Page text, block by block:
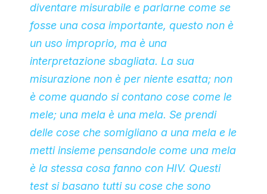
diventare misurabile e parlarne come se
fosse una cosa importante, questo non è
un uso improprio, ma è una
interpretazione sbagliata. La sua
misurazione non è per niente esatta; non
è come quando si contano cose come le
mele; una mela è una mela. Se prendi
delle cose che somigliano a una mela e le
metti insieme pensandole come una mela
è la stessa cosa fanno con HIV. Questi
test si basano tutti su cose che sono